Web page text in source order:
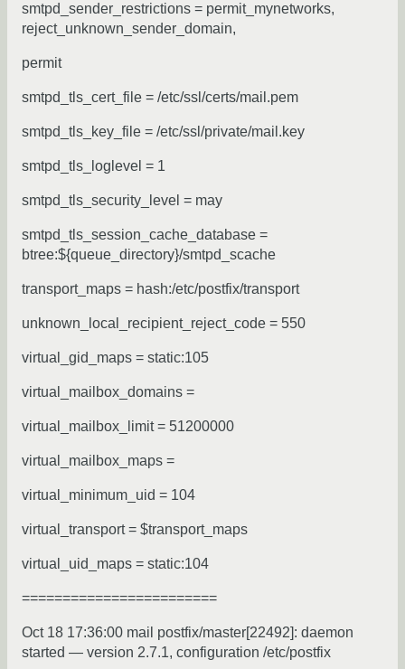
smtpd_sender_restrictions = permit_mynetworks,
reject_unknown_sender_domain,
permit
smtpd_tls_cert_file = /etc/ssl/certs/mail.pem
smtpd_tls_key_file = /etc/ssl/private/mail.key
smtpd_tls_loglevel = 1
smtpd_tls_security_level = may
smtpd_tls_session_cache_database =
btree:${queue_directory}/smtpd_scache
transport_maps = hash:/etc/postfix/transport
unknown_local_recipient_reject_code = 550
virtual_gid_maps = static:105
virtual_mailbox_domains =
virtual_mailbox_limit = 51200000
virtual_mailbox_maps =
virtual_minimum_uid = 104
virtual_transport = $transport_maps
virtual_uid_maps = static:104
========================
Oct 18 17:36:00 mail postfix/master[22492]: daemon
started — version 2.7.1, configuration /etc/postfix